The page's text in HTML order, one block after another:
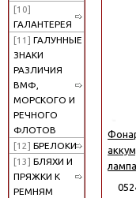
[10]
ГАЛАНТЕРЕЯ
[11] ГАЛУННЫЕ
ЗНАКИ
РАЗЛИЧИЯ
ВМФ,
МОРСКОГО И
РЕЧНОГО
ФЛОТОВ
[12] БРЕЛОКИ
[13] БЛЯХИ И
ПРЯЖКИ К
РЕМНЯМ